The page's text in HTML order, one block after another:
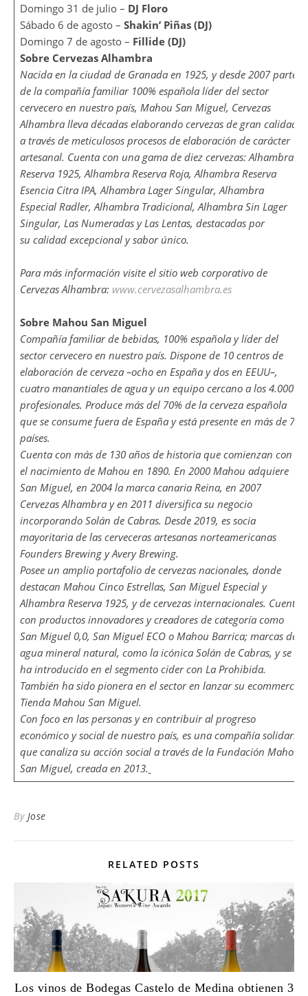
Domingo 31 de julio – DJ Floro
Sábado 6 de agosto – Shakin’ Piñas (DJ)
Domingo 7 de agosto – Fillide (DJ)
Sobre Cervezas Alhambra
Nacida en la ciudad de Granada en 1925, y desde 2007 parte
de la compañía familiar 100% española líder del sector
cervecero en nuestro país, Mahou San Miguel, Cervezas
Alhambra lleva décadas elaborando cervezas de gran calidad
a través de meticulosos procesos de elaboración de carácter
artesanal. Cuenta con una gama de diez cervezas: Alhambra
Reserva 1925, Alhambra Reserva Roja, Alhambra Reserva
Esencia Citra IPA, Alhambra Lager Singular, Alhambra
Especial Radler, Alhambra Tradicional, Alhambra Sin Lager
Singular, Las Numeradas y Las Lentas, destacadas por
su calidad excepcional y sabor único.
Para más información visite el sitio web corporativo de
Cervezas Alhambra: www.cervezasalhambra.es
Sobre Mahou San Miguel
Compañía familiar de bebidas, 100% española y líder del
sector cervecero en nuestro país. Dispone de 10 centros de
elaboración de cerveza –ocho en España y dos en EEUU–,
cuatro manantiales de agua y un equipo cercano a los 4.000
profesionales. Produce más del 70% de la cerveza española
que se consume fuera de España y está presente en más de 70
países.
Cuenta con más de 130 años de historia que comienzan con
el nacimiento de Mahou en 1890. En 2000 Mahou adquiere
San Miguel, en 2004 la marca canaria Reina, en 2007
Cervezas Alhambra y en 2011 diversifica su negocio
incorporando Solán de Cabras. Desde 2019, es socia
mayoritaria de las cerveceras artesanas norteamericanas
Founders Brewing y Avery Brewing.
Posee un amplio portafolio de cervezas nacionales, donde
destacan Mahou Cinco Estrellas, San Miguel Especial y
Alhambra Reserva 1925, y de cervezas internacionales. Cuenta
con productos innovadores y creadores de categoría como
San Miguel 0,0, San Miguel ECO o Mahou Barrica; marcas de
agua mineral natural, como la icónica Solán de Cabras, y se
ha introducido en el segmento cider con La Prohibida.
También ha sido pionera en el sector en lanzar su ecommerce:
Tienda Mahou San Miguel.
Con foco en las personas y en contribuir al progreso
económico y social de nuestro país, es una compañía solidaria
que canaliza su acción social a través de la Fundación Mahou
San Miguel, creada en 2013.
By Jose
RELATED POSTS
Los vinos de Bodegas Castelo de Medina obtienen 3